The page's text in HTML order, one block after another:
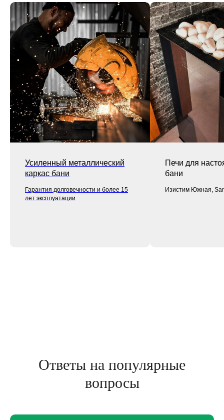
Усиленный металлический
каркас бани
Гарантия долговечности и более 15
лет эксплуатации
Печи для
бани
Изистим Южная,
Ответы на популярные
вопросы